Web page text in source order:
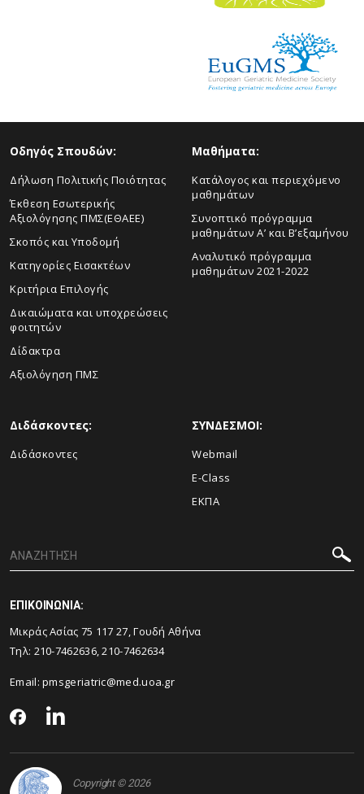
Οδηγός Σπουδών:
Δήλωση Πολιτικής Ποιότητας
Έκθεση Εσωτερικής
Αξιολόγησης ΠΜΣ(ΕΘΑΕΕ)
Σκοπός και Υποδομή
Κατηγορίες Εισακτέων
Κριτήρια Επιλογής
Δικαιώματα και υποχρεώσεις
φοιτητών
Δίδακτρα
Αξιολόγηση ΠΜΣ
Μαθήματα:
Κατάλογος και περιεχόμενο
μαθημάτων
Συνοπτικό πρόγραμμα
μαθημάτων Α’ και Β’εξαμήνου
Αναλυτικό πρόγραμμα
μαθημάτων 2021-2022
Διδάσκοντες:
Διδάσκοντες
ΣΥΝΔΕΣΜΟΙ:
Webmail
E-Class
ΕΚΠΑ
ΕΠΙΚΟΙΝΩΝΙΑ:
Μικράς Ασίας 75 117 27, Γουδή Αθήνα
Τηλ: 210-7462636, 210-7462634
Email:pmsgeriatric@med.uoa.gr
Copyright © 2026